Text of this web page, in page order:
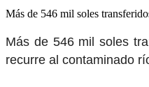
Más de 546 mil soles
Más de 546 mil soles
recurre al contaminado